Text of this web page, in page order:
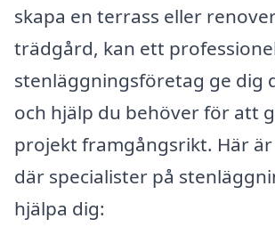
skapa en terrass eller
trädgård, kan ett
stenläggningsföretag ge dig
och hjälp du behöver för att
projekt framgångsrikt. Här
där specialister på
hjälpa dig: